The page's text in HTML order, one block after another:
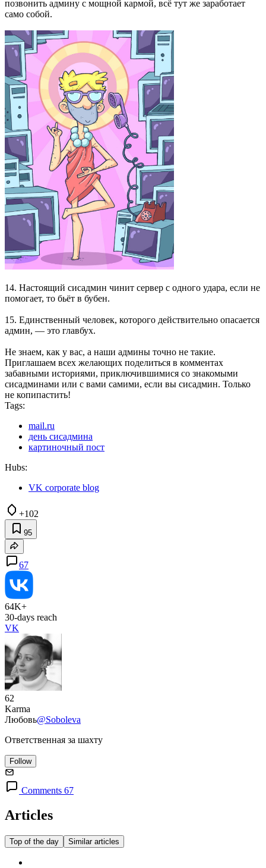
позвонить админу с мощной кармой, всё тут же заработает
само собой.
14. Настоящий сисадмин чинит сервер с одного удара, если не
помогает, то бьёт в бубен.
15. Единственный человек, которого действительно опасается
админ, — это главбух.
Не знаем, как у вас, а наши админы точно не такие.
Приглашаем всех желающих поделиться в комментах
забавными историями, приключившимися со знакомыми
сисадминами или с вами самими, если вы сисадмин. Только
не копипастить!
Tags:
mail.ru
день сисадмина
картиночный пост
Hubs:
VK corporate blog
+102
95
67
64K+
30-days reach
VK
62
Karma
Любовь@Soboleva
Ответственная за шахту
Follow
Comments 67
Articles
Top of the day Similar articles